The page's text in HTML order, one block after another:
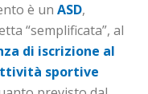
è un ASD,
“semplificata”, al
di iscrizione al
sportive